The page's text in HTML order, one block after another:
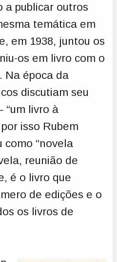
a publicar outros
temática em
em 1938, juntou os
os em livro com o
Na época da
discutiam seu
livro à
isso Rubem
como “novela
reunião de
é o livro que
de edições e o
os livros de